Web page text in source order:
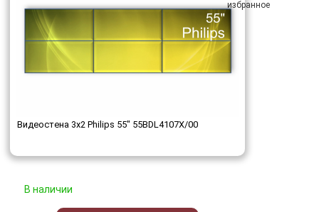
Видеостена 3x2 Philips 55" 55BDL4107X/00
В наличии